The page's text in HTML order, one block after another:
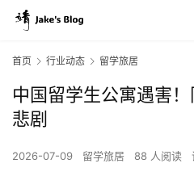
首页 行业动态 留学旅居
中国留学生公寓遇害
悲剧
2026-07-09 留学旅居 88 人阅读